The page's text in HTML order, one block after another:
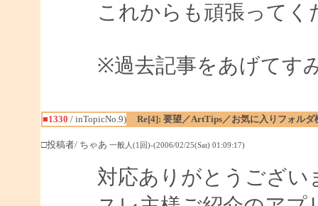
これからも頑張ってく
※過去記事をあげてす
■1330 / inTopicNo.9) Re[4]: 要望／ArtTips／お気に入りフォルダ
□投稿者/ ちゃあ 一般人(1回)-(2006/02/25(Sat) 01:09:17)
対応ありがとうござい